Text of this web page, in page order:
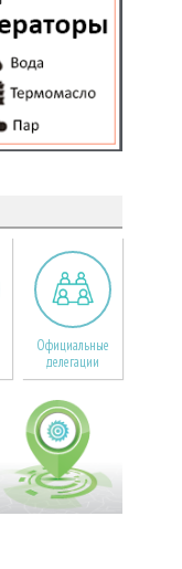
Официальные
делегации